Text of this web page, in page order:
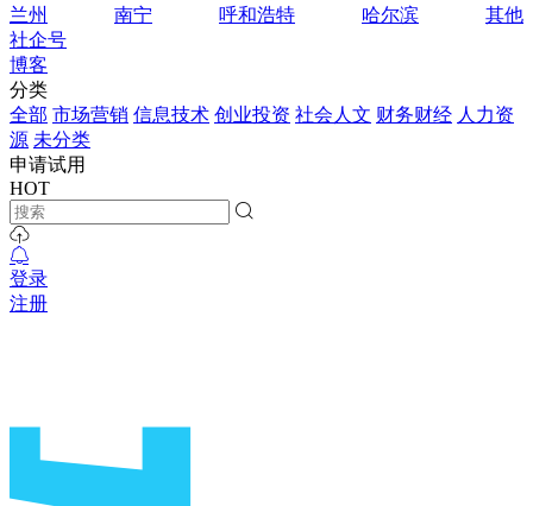
兰州
南宁 呼和浩特 哈尔滨
其他
社企号
博客
分类
全部 市场营销 信息技术 创业投资 社会人文 财务财经 人力资
源 未分类
申请试用
HOT
登录
注册